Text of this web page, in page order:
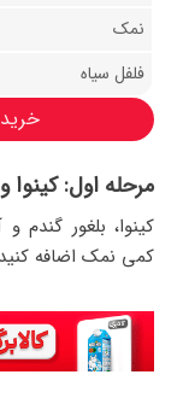
نمک
فلفل سیاه
خرید
مرحله اول: کینوا و
کینوا، بلغور گندم
کمی نمک اضافه